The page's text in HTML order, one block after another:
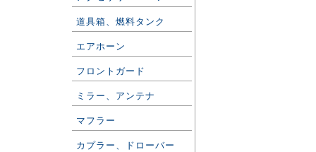
道具箱、燃料タンク
エアホーン
フロントガード
ミラー、アンテナ
マフラー
カプラー、ドローバー